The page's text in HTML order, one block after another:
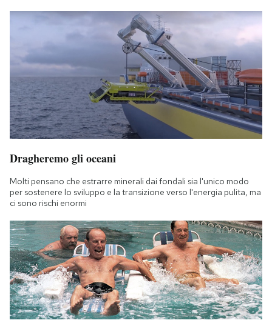
Dragheremo gli oceani
Molti pensano che estrarre minerali dai fondali sia l'unico modo
per sostenere lo sviluppo e la transizione verso l'energia pulita, ma
ci sono rischi enormi